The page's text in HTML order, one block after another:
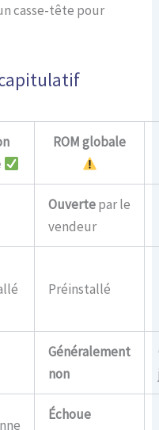
casse-tête pour
ROM globale
Ouvertepar le
vendeur
Préinstallé
Généralement
non
Échoue